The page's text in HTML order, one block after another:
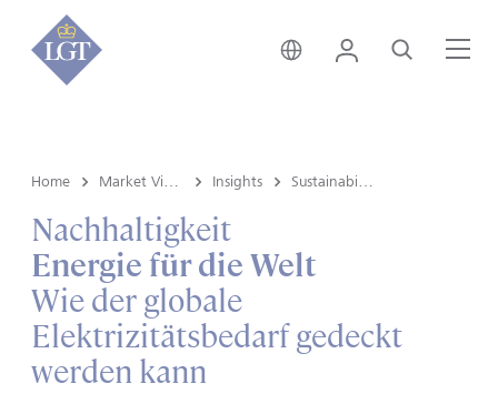
Global • Deutsch
Login Suche
Home Insights
Nachhaltigkeit
Energie für die Welt
Wie der globale
Elektrizitätsbedarf gedeckt
werden kann